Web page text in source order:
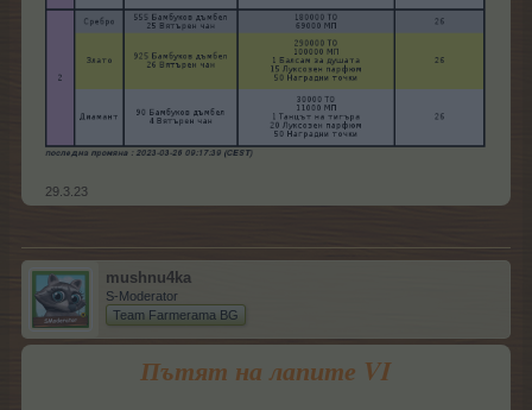
29.3.23
mushnu4ka
S-Moderator
Team Farmerama BG
Пътят на лапите VI